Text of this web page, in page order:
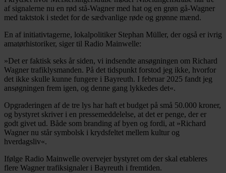
af signalerne nu en rød stå-Wagner med hat og en grøn gå-Wagner
med taktstok i stedet for de sædvanlige røde og grønne mænd.
En af initiativtagerne, lokalpolitiker Stephan Müller, der også er ivrig
amatørhistoriker, siger til Radio Mainwelle:
»Det er faktisk seks år siden, vi indsendte ansøgningen om Richard
Wagner trafiklysmanden. På det tidspunkt forstod jeg ikke, hvorfor
det ikke skulle kunne fungere i Bayreuth. I februar 2025 fandt jeg
ansøgningen frem igen, og denne gang lykkedes det«.
Opgraderingen af de tre lys har haft et budget på små 50.000 kroner,
og bystyret skriver i en pressemeddelelse, at det er penge, der er
godt givet ud. Både som branding af byen og fordi, at »Richard
Wagner nu står symbolsk i krydsfeltet mellem kultur og
hverdagsliv«.
Ifølge Radio Mainwelle overvejer bystyret om der skal etableres
flere Wagner trafiksignaler i Bayreuth i fremtiden.